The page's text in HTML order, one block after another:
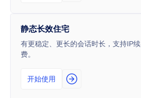
静态长效住宅
有更稳定、更长的会话时长，支持IP续
费。
开始使用